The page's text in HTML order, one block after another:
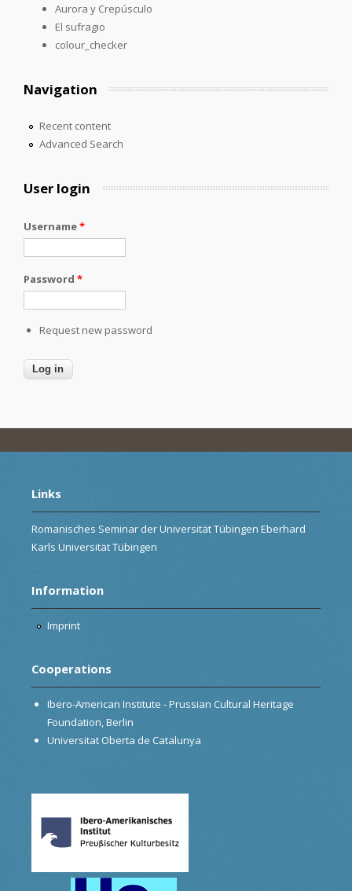
Aurora y Crepúsculo
El sufragio
colour_checker
Navigation
Recent content
Advanced Search
User login
Username*
Password *
Request new password
Links
Romanisches Seminar der Universität Tübingen Eberhard
Karls Universität Tübingen
Information
Imprint
Cooperations
Ibero-American Institute - Prussian Cultural Heritage
Foundation, Berlin
Universitat Oberta de Catalunya